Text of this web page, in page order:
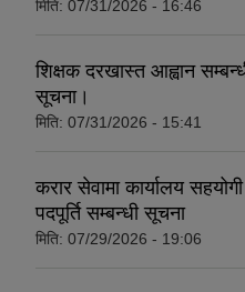
मिति: 07/31/2026 - 16:46
शिक्षक दरखास्त आह्वान
सूचना।
मिति: 07/31/2026 - 15:41
करार सेवामा कार्यालय
पदपूर्ति सम्बन्धी सूचना
मिति: 07/29/2026 - 19:06